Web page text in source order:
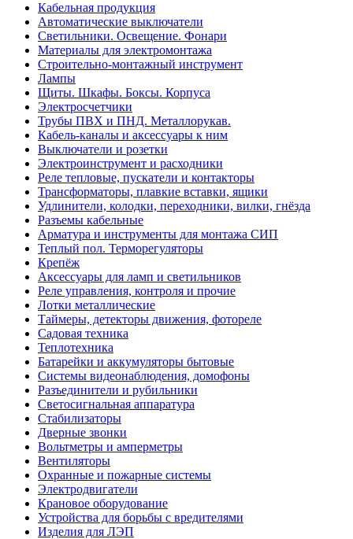
Кабельная продукция
Автоматические выключатели
Светильники. Освещение. Фонари
Материалы для электромонтажа
Строительно-монтажный инструмент
Лампы
Щиты. Шкафы. Боксы. Корпуса
Электросчетчики
Трубы ПВХ и ПНД. Металлорукав.
Кабель-каналы и аксессуары к ним
Выключатели и розетки
Электроинструмент и расходники
Реле тепловые, пускатели и контакторы
Трансформаторы, плавкие вставки, ящики
Удлинители, колодки, переходники, вилки, гнёзда
Разъемы кабельные
Арматура и инструменты для монтажа СИП
Теплый пол. Терморегуляторы
Крепёж
Аксессуары для ламп и светильников
Реле управления, контроля и прочие
Лотки металлические
Таймеры, детекторы движения, фотореле
Садовая техника
Теплотехника
Батарейки и аккумуляторы бытовые
Системы видеонаблюдения, домофоны
Разъединители и рубильники
Светосигнальная аппаратура
Стабилизаторы
Дверные звонки
Вольтметры и амперметры
Вентиляторы
Охранные и пожарные системы
Электродвигатели
Крановое оборудование
Устройства для борьбы с вредителями
Изделия для ЛЭП